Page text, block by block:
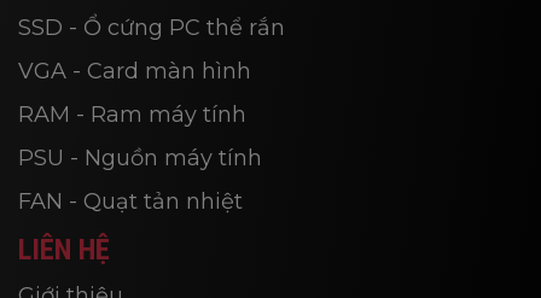
SSD - Ổ cứng PC thể rắn
VGA - Card màn hình
RAM - Ram máy tính
PSU - Nguồn máy tính
FAN - Quạt tản nhiệt
LIÊN HỆ